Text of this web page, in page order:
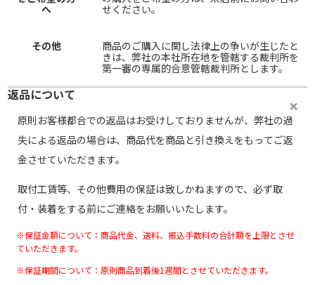
へ
せください。
その他
商品のご購入に関し法律上の争いが生じたと
きは、弊社の本社所在地を管轄する裁判所を
第一審の専属的合意管轄裁判所とします。
返品について
原則お客様都合での返品はお受けしておりませんが、弊社の過
失による返品の場合は、商品代を商品と引き換えをもってご返
金させていただきます。
取付工賃等、その他費用の保証は致しかねますので、必ず取
付・装着をする前にご連絡をお願いいたします。
※保証金額について：商品代金、送料、振込手数料の合計額を上限とさせ
ていただきます。
※保証期間について：原則商品到着後1週間とさせていただきます。